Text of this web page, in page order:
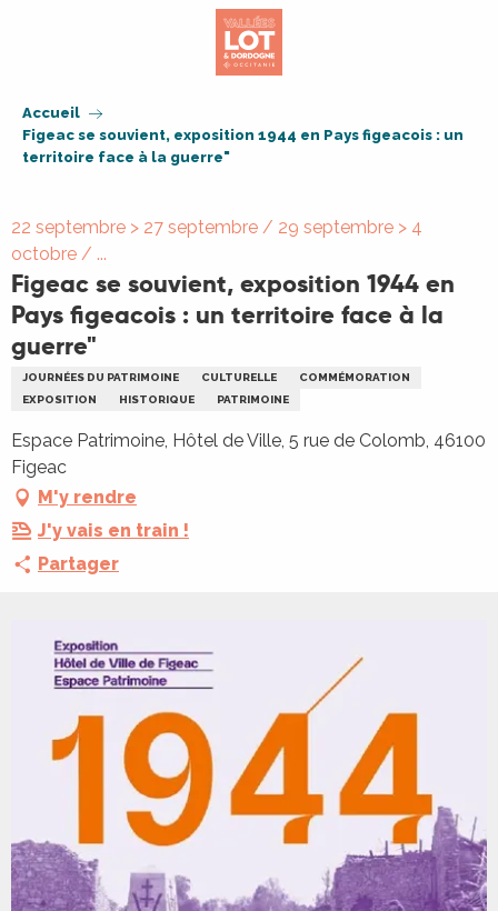
Accueil
Figeac se souvient, exposition 1944 en Pays figeacois : un
territoire face à la guerre"
22 septembre > 27 septembre / 29 septembre > 4
octobre / ...
Figeac se souvient, exposition 1944 en
Pays figeacois : un territoire face à la
guerre"
JOURNÉES DU PATRIMOINE CULTURELLE
COMMÉMORATION
EXPOSITION
HISTORIQUE PATRIMOINE
Espace Patrimoine, Hôtel de Ville, 5 rue de Colomb, 46100
Figeac
M'y rendre
J'y vais en train !
Partager